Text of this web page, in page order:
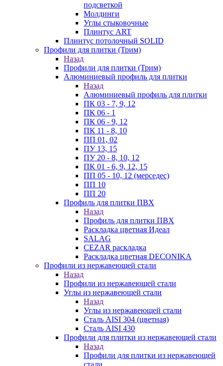
подсветкой
Молдинги
Углы стыковочные
Плинтус ART
Плинтус потолочный SOLID
Профили для плитки (Трим)
Назад
Профили для плитки (Трим)
Алюминиевый профиль для плитки
Назад
Алюминиевый профиль для плитки
ПК 03 - 7, 9, 12
ПК 06 - 1
ПК 06 - 9, 12
ПК 11 - 8, 10
ПП 01, 02
ПУ 13, 15
ПУ 20 - 8, 10, 12
ПК 01 - 6, 9, 12, 15
ПП 05 - 10, 12 (мерседес)
ПП 10
ПП 20
Профиль для плитки ПВХ
Назад
Профиль для плитки ПВХ
Раскладка цветная Идеал
SALAG
CEZAR раскладка
Раскладка цветная DECONIKA
Профили из нержавеющей стали
Назад
Профили из нержавеющей стали
Углы из нержавеющей стали
Назад
Углы из нержавеющей стали
Сталь AISI 304 (цветная)
Сталь AISI 430
Профили для плитки из нержавеющей стали
Назад
Профили для плитки из нержавеющей
стали